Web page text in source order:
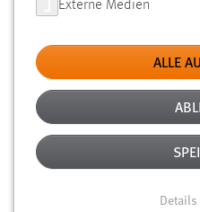
Typ
Erstellungsdatum
Alter
Externe Medien
ALLE
Details